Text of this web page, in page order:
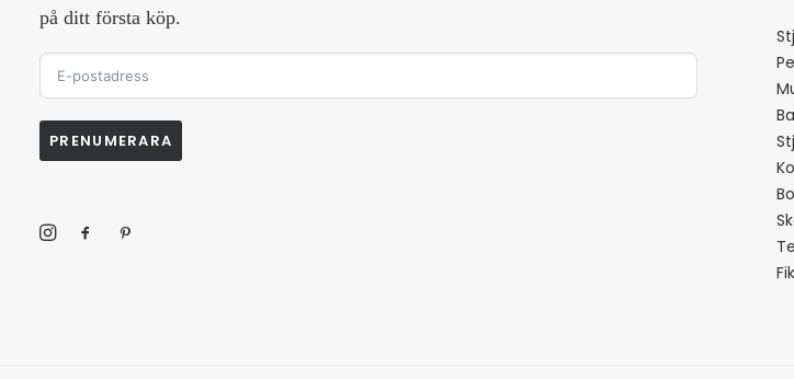
på ditt första köp.
PRENUMERARA